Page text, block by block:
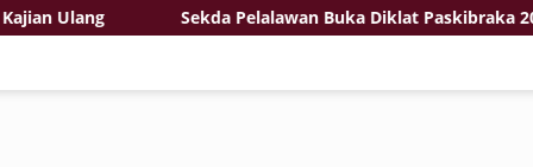
Sekda Pelalawan Buka Diklat Paskibraka 2026,